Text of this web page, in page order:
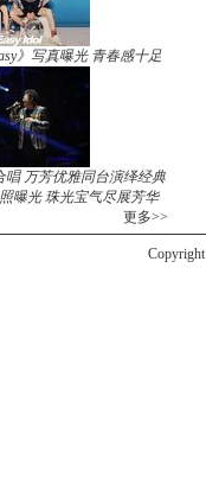
》写真曝光 青春感十足
唱 万芳优雅同台演绎经典
曝光 珠光宝气尽展芳华
更多>>
Copyright